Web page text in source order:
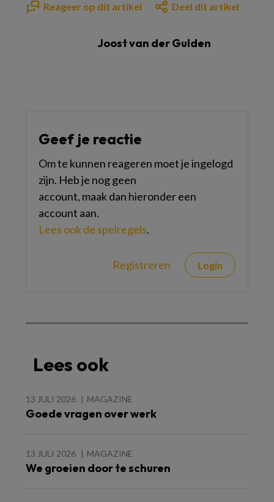
Reageer op dit artikel Deel dit artikel
Joost van der Gulden
Geef je reactie
Om te kunnen reageren moet je ingelogd
zijn. Heb je nog geen
account, maak dan hieronder een
account aan.
Lees ook de spelregels.
Registreren Login
Lees ook
13 JULI 2026 MAGAZINE
Goede vragen over werk
13 JULI 2026 MAGAZINE
We groeien door te schuren